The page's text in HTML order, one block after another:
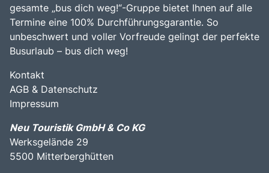
gesamte „bus dich weg!“-Gruppe bietet Ihnen auf alle
Termine eine 100% Durchführungsgarantie. So
unbeschwert und voller Vorfreude gelingt der perfekte
Busurlaub – bus dich weg!
Kontakt
AGB & Datenschutz
Impressum
Neu Touristik GmbH & Co KG
Werksgelände 29
5500 Mitterberghütten